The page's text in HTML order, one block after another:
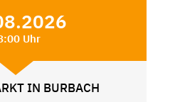
Uhr
IN BURBACH